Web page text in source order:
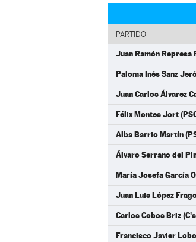
PARTIDO
Juan Ramón Represa
Paloma Inés Sanz
Juan Carlos Álvarez
Félix Montes Jort
Alba Barrio Martín
Álvaro Serrano del
María Josefa García
Juan Luis López
Carlos Cobos Briz
Francisco Javier